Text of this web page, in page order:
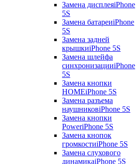
Замена дисплеяiPhone
5S
Замена батареиiPhone
5S
Замена задней
крышкиiPhone 5S
Замена шлейфа
синхронизацииiPhone
5S
Замена кнопки
HOMEiPhone 5S
Замена разъема
наушниковiPhone 5S
Замена кнопки
PoweriPhone 5S
Замена кнопок
громкостиiPhone 5S
Замена слухового
динамикаiPhone 5S